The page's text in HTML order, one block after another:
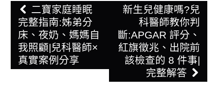
Post
navigation
二寶家庭睡眠
完整指南:姊弟分
床、夜奶、媽媽自
我照顧|兒科醫師×
真實案例分享
新生兒健康嗎?兒
科醫師教你判
斷:APGAR 評分、
紅旗徵兆、出院前
該檢查的 8 件事|
完整解答